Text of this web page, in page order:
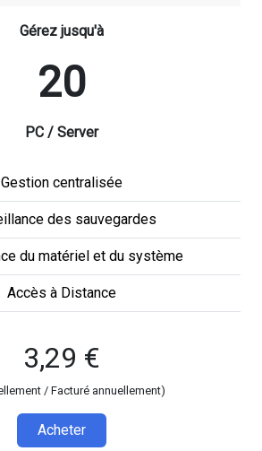
Gérez jusqu'à
20
PC / Server
Gestion centralisée
des sauvegardes
du matériel et du système
Accès à Distance
3,29 €
/ Facturé annuellement)
Acheter